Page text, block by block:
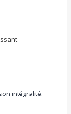
intégralité.